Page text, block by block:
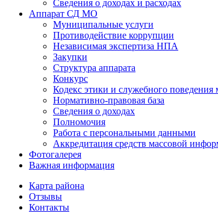
Сведения о доходах и расходах
Аппарат СД МО
Муниципальные услуги
Противодействие коррупции
Независимая экспертиза НПА
Закупки
Структура аппарата
Конкурс
Кодекс этики и служебного
Нормативно-правовая база
Сведения о доходах
Полномочия
Работа с персональными данными
Аккредитация средств массовой
Фотогалерея
Важная информация
Карта района
Отзывы
Контакты